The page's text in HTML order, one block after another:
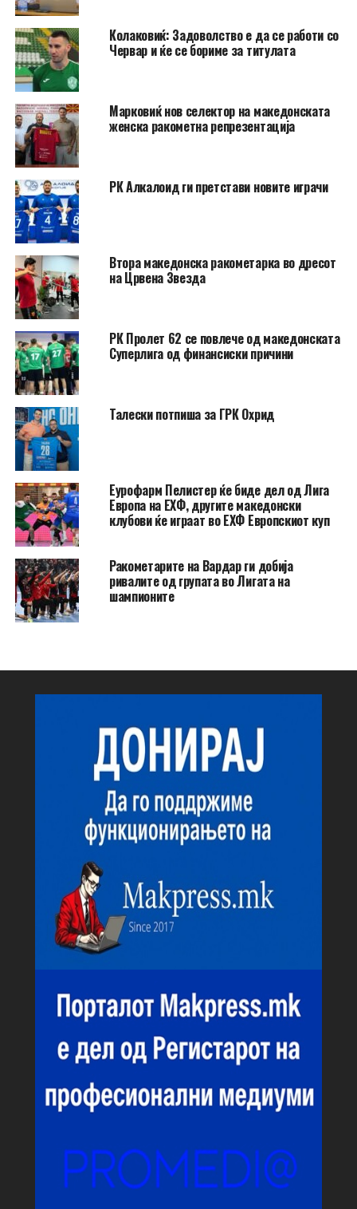
Колаковиќ: Задоволство е да се работи со
Червар и ќе се бориме за титулата
Марковиќ нов селектор на македонската
женска ракометна репрезентација
РК Алкалоид ги претстави новите играчи
Втора македонска ракометарка во дресот
на Црвена Звезда
РК Пролет 62 се повлече од македонската
Суперлига од финансиски причини
Талески потпиша за ГРК Охрид
Еурофарм Пелистер ќе биде дел од Лига
Европа на ЕХФ, другите македонски
клубови ќе играат во ЕХФ Европскиот куп
Ракометарите на Вардар ги добија
ривалите од групата во Лигата на
шампионите